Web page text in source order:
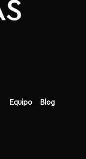
Equipo
Blog